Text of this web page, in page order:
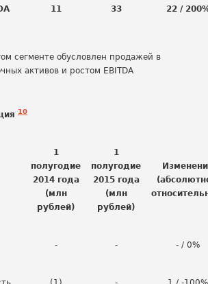
11 33 22 /
сегменте обусловлен продажей в
активов и ростом EBITDA
10
1
полугодие
2014 года
(млн
рублей)
1
полугодие
2015 года
(млн
рублей)
- - - / 0%